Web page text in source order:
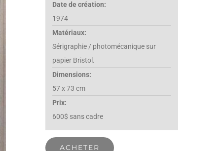
Date de création:
1974
Matériaux:
Sérigraphie / photomécanique sur
papier Bristol.
Dimensions:
57 x 73 cm
Prix:
600$ sans cadre